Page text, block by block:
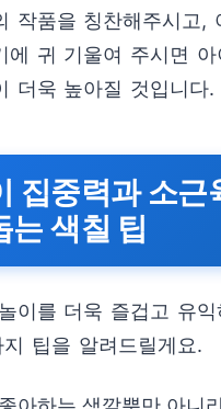
작품을 칭찬해주시고,
에 귀 기울여 주시면
더욱 높아질 것입니다.
집중력과 소근
는 색칠 팁
이를 더욱 즐겁고 유
팁을 알려드릴게요.